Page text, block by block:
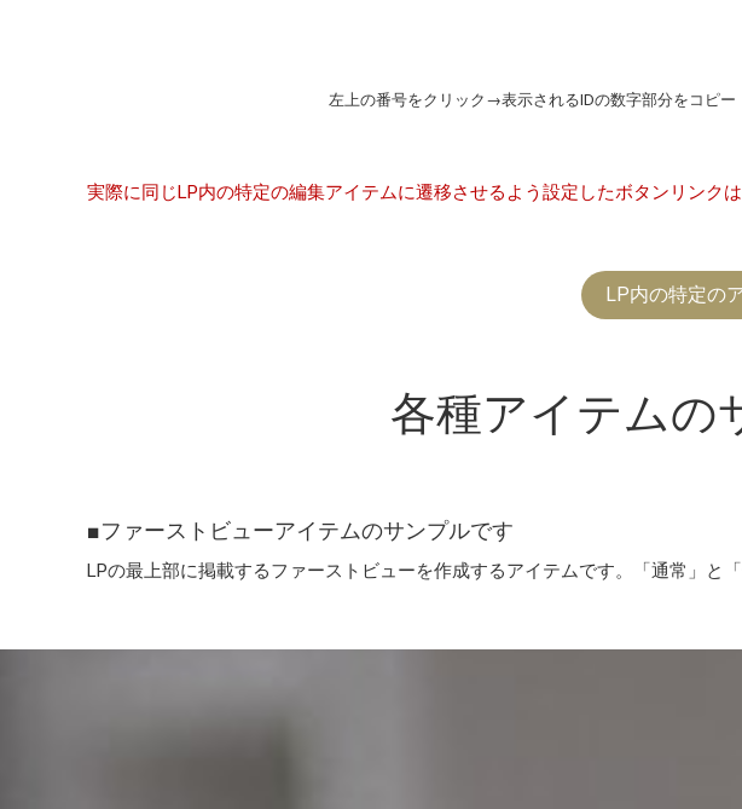
左上の番号をクリック→表示されるIDの数字部分をコピー
実際に同じLP内の特定の編集アイテムに遷移させるよう設定したボタンリンク
LP内の特定の
各種アイテムの
■ファーストビューアイテムのサンプルです
LPの最上部に掲載するファーストビューを作成するアイテムです。「通常」と